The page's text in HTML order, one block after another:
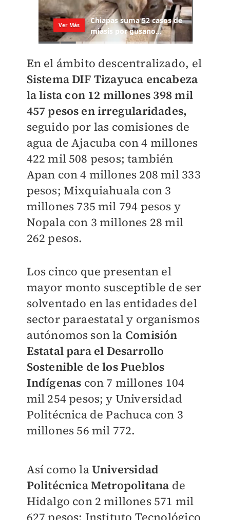
En el ámbito descentralizado, el
Sistema DIF Tizayuca encabeza
la lista con 12 millones 398 mil
457 pesos en irregularidades,
seguido por las comisiones de
agua de Ajacuba con 4 millones
422 mil 508 pesos; también
Apan con 4 millones 208 mil 333
pesos; Mixquiahuala con 3
millones 735 mil 794 pesos y
Nopala con 3 millones 28 mil
262 pesos.
Los cinco que presentan el
mayor monto susceptible de ser
solventado en las entidades del
sector paraestatal y organismos
autónomos son la Comisión
Estatal para el Desarrollo
Sostenible de los Pueblos
Indígenas con 7 millones 104
mil 254 pesos; y Universidad
Politécnica de Pachuca con 3
millones 56 mil 772.
Así como laUniversidad
Politécnica Metropolitana de
Hidalgo con 2 millones 571 mil